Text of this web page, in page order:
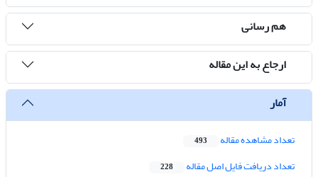
هم رسانی
ارجاع به این مقاله
آمار
تعداد مشاهده مقاله 493
تعداد دریافت فایل اصل مقاله 228